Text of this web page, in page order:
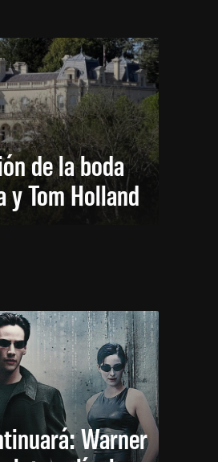
de la boda
y Tom Holland
Warner